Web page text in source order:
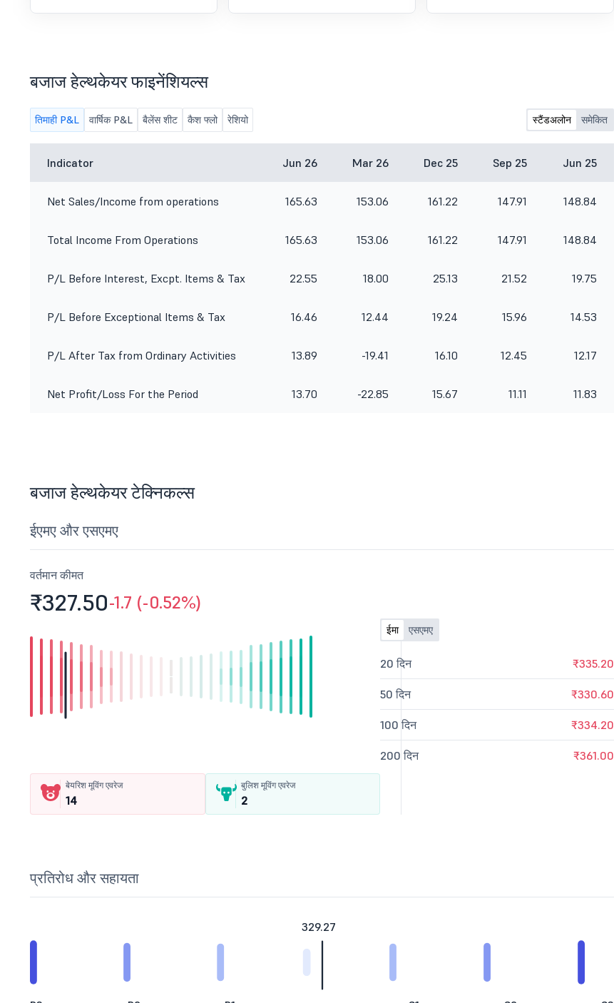
बजाज हेल्थकेयर फाइनेंशियल्स
तिमाही P&L वार्षिक P&L बैलेंस शीट कैश फ्लो रेशियो स्टैंडअलोन समेकित
Indicator Jun 26 Mar 26 Dec 25 Sep 25 Jun 25
Net Sales/Income from operations 165.63 153.06 161.22 147.91 148.84
Total Income From Operations 165.63 153.06 161.22 147.91 148.84
P/L Before Interest, Excpt. Items & Tax 22.55 18.00 25.13 21.52 19.75
P/L Before Exceptional Items & Tax 16.46 12.44 19.24 15.96 14.53
P/L After Tax from Ordinary Activities 13.89 -19.41 16.10 12.45 12.17
Net Profit/Loss For the Period 13.70 -22.85 15.67 11.11 11.83
बजाज हेल्थकेयर टेक्निकल्स
ईएमए और एसएमए
वर्तमान कीमत
₹327.50-1.7 (-0.52%)
बेयरिश मूविंग एवरेज
14
बुलिश मूविंग एवरेज
2
ईमा एसएमए
20 दिन ₹335.20
50 दिन ₹330.60
100 दिन ₹334.20
200 दिन ₹361.00
प्रतिरोध और सहायता
329.27